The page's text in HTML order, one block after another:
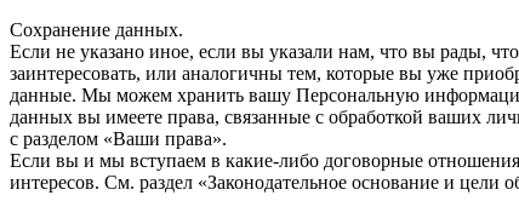
Сохранение данных.
Если не указано иное, если вы указали нам, что вы рады,
заинтересовать, или аналогичны тем, которые вы уже
данные. Мы можем хранить вашу Персональную
данных вы имеете права, связанные с обработкой ваших
с разделом «Ваши права».
Если вы и мы вступаем в какие-либо договорные
интересов. См. раздел «Законодательное основание и